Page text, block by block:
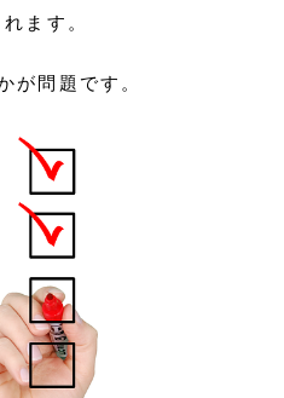
ます。
が問題です。